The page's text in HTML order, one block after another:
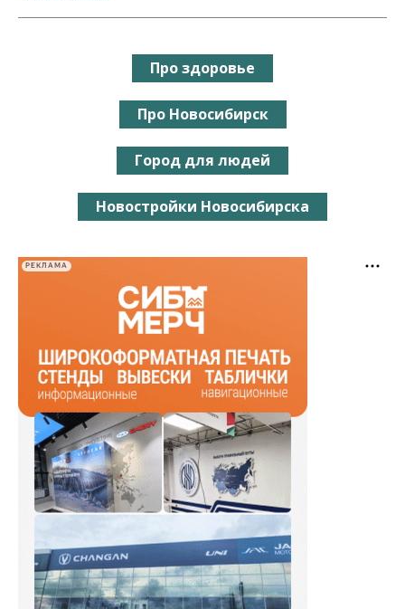
Про здоровье
Про Новосибирск
Город для людей
Новостройки Новосибирска
РЕКЛАМА